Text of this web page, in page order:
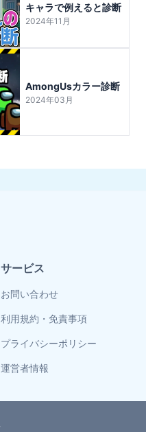
キャラで例えると診断
2024年11月
AmongUsカラー診断
2024年03月
サービス
お問い合わせ
利用規約・免責事項
プライバシーポリシー
運営者情報